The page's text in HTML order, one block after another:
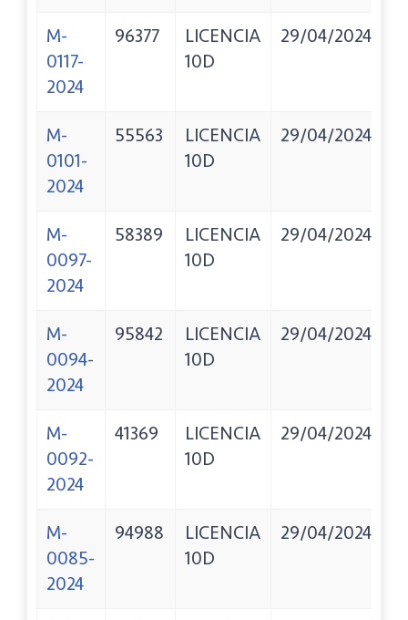
M-
0117-
2024
96377
LICENCIA
10D
29/04/2024
M-
0101-
2024
55563
LICENCIA
10D
29/04/2024
M-
0097-
2024
58389
LICENCIA
10D
29/04/2024
M-
0094-
2024
95842
LICENCIA
10D
29/04/2024
M-
0092-
2024
41369
LICENCIA
10D
29/04/2024
M-
0085-
2024
94988
LICENCIA
10D
29/04/2024